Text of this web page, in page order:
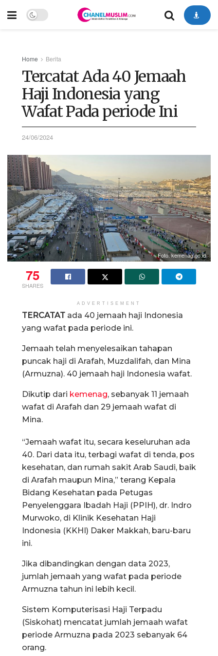
Home Berita
Tercatat Ada 40 Jemaah
Haji Indonesia yang
Wafat Pada periode Ini
24/06/2024
Foto. kemenag.go.id
75
SHARES
ADVERTISEMENT
TERCATAT ada 40 jemaah haji Indonesia
yang wafat pada periode ini.
Jemaah telah menyelesaikan tahapan
puncak haji di Arafah, Muzdalifah, dan Mina
(Armuzna). 40 jemaah haji Indonesia wafat.
Dikutip dari kemenag, sebanyak 11 jemaah
wafat di Arafah dan 29 jemaah wafat di
Mina.
“Jemaah wafat itu, secara keseluruhan ada
40. Dari data itu, terbagi wafat di tenda, pos
kesehatan, dan rumah sakit Arab Saudi, baik
di Arafah maupun Mina,” terang Kepala
Bidang Kesehatan pada Petugas
Penyelenggara Ibadah Haji (PPIH), dr. Indro
Murwoko, di Klinik Kesehatan Haji
Indonesia (KKHI) Daker Makkah, baru-baru
ini.
Jika dibandingkan dengan data 2023,
jumlah jemaah yang wafat pada periode
Armuzna tahun ini lebih kecil.
Sistem Komputerisasi Haji Terpadu
(Siskohat) mencatat jumlah jemaah wafat
periode Armuzna pada 2023 sebanyak 64
orang.